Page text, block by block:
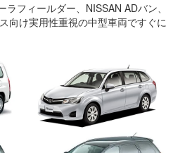
フィールダー、NISSAN ADバン、
向け実用性重視の中型車両ですぐに